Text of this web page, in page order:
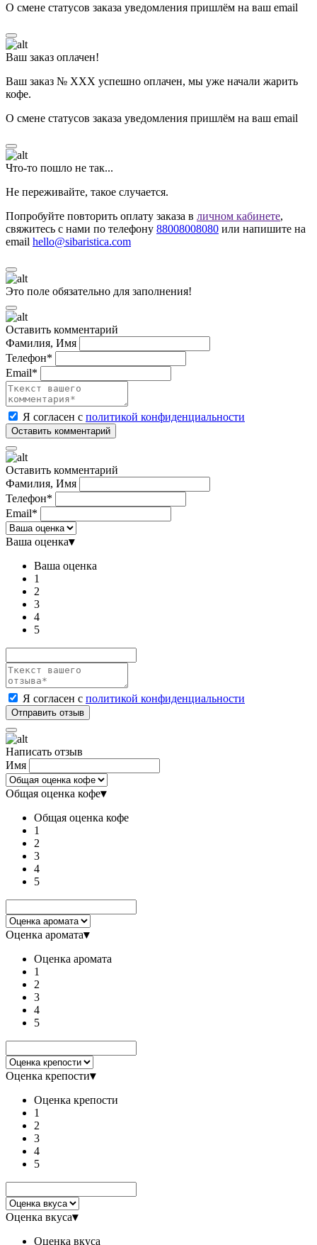
О смене статусов заказа уведомления пришлём на ваш email
Ваш заказ оплачен!
Ваш заказ № ХХХ успешно оплачен, мы уже начали жарить
кофе.
О смене статусов заказа уведомления пришлём на ваш email
Что-то пошло не так...
Не переживайте, такое случается.
Попробуйте повторить оплату заказа в личном кабинете,
свяжитесь с нами по телефону 88008008080 или напишите на
email hello@sibaristica.com
Это поле обязательно для заполнения!
Оставить комментарий
Фамилия, Имя
Телефон*
Email*
Я согласен с политикой конфиденциальности
Оставить комментарий
Фамилия, Имя
Телефон*
Email*
Ваша оценка▾
Ваша оценка
1
2
3
4
5
Я согласен с политикой конфиденциальности
Написать отзыв
Имя
Общая оценка кофе▾
Общая оценка кофе
1
2
3
4
5
Оценка аромата▾
Оценка аромата
1
2
3
4
5
Оценка крепости▾
Оценка крепости
1
2
3
4
5
Оценка вкуса▾
Оценка вкуса